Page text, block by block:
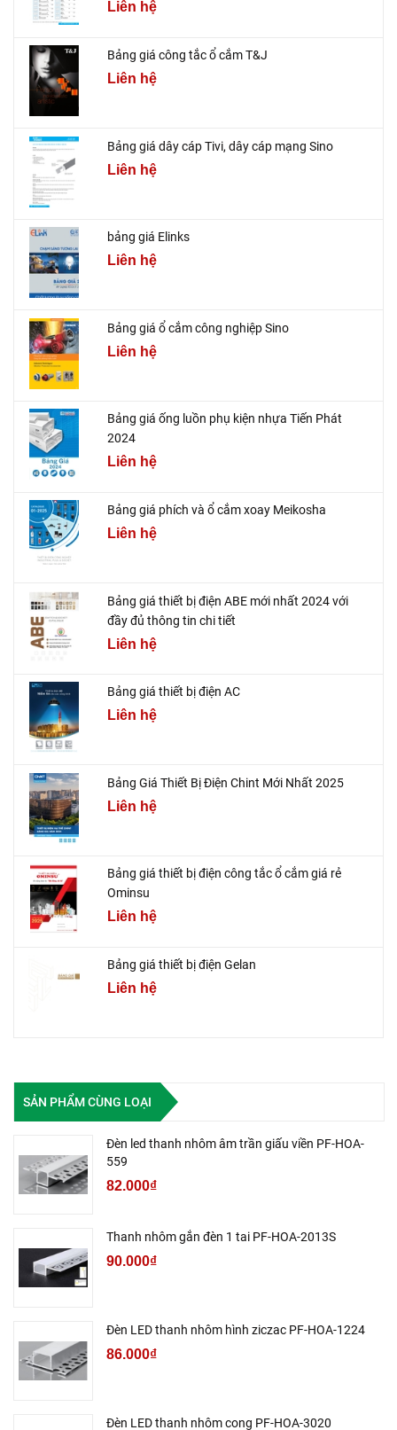
Liên hệ
Bảng giá công tắc ổ cắm T&J
Liên hệ
Bảng giá dây cáp Tivi, dây cáp mạng Sino
Liên hệ
bảng giá Elinks
Liên hệ
Bảng giá ổ cắm công nghiệp Sino
Liên hệ
Bảng giá ống luồn phụ kiện nhựa Tiến Phát
2024
Liên hệ
Bảng giá phích và ổ cắm xoay Meikosha
Liên hệ
Bảng giá thiết bị điện ABE mới nhất 2024 với
đầy đủ thông tin chi tiết
Liên hệ
Bảng giá thiết bị điện AC
Liên hệ
Bảng Giá Thiết Bị Điện Chint Mới Nhất 2025
Liên hệ
Bảng giá thiết bị điện công tắc ổ cắm giá rẻ
Ominsu
Liên hệ
Bảng giá thiết bị điện Gelan
Liên hệ
SẢN PHẨM CÙNG LOẠI
Đèn led thanh nhôm âm trần giấu viền PF-HOA-
559
82.000₫
Thanh nhôm gắn đèn 1 tai PF-HOA-2013S
90.000₫
Đèn LED thanh nhôm hình ziczac PF-HOA-1224
86.000₫
Đèn LED thanh nhôm cong PF-HOA-3020